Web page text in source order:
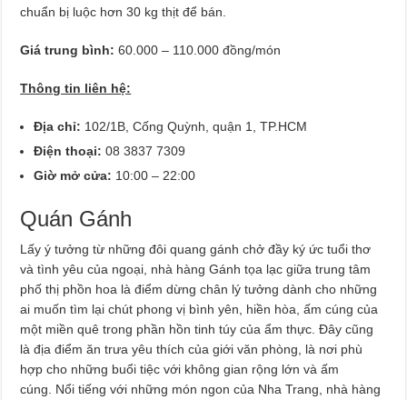
chuẩn bị luộc hơn 30 kg thịt để bán.
Giá trung bình:60.000 – 110.000 đồng/món
Thông tin liên hệ:
Địa chỉ: 102/1B, Cống Quỳnh, quận 1, TP.HCM
Điện thoại:08 3837 7309
Giờ mở cửa: 10:00 – 22:00
Quán Gánh
Lấy ý tưởng từ những đôi quang gánh chở đầy ký ức tuổi thơ
và tình yêu của ngoại, nhà hàng Gánh tọa lạc giữa trung tâm
phố thị phồn hoa là điểm dừng chân lý tưởng dành cho những
ai muốn tìm lại chút phong vị bình yên, hiền hòa, ấm cúng của
một miền quê trong phần hồn tinh túy của ẩm thực. Đây cũng
là địa điểm ăn trưa yêu thích của giới văn phòng, là nơi phù
hợp cho những buổi tiệc với không gian rộng lớn và ấm
cúng. Nổi tiếng với những món ngon của Nha Trang, nhà hàng